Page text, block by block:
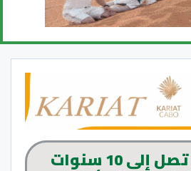
تهم ثقيلة تصل إلى 10 سنوات